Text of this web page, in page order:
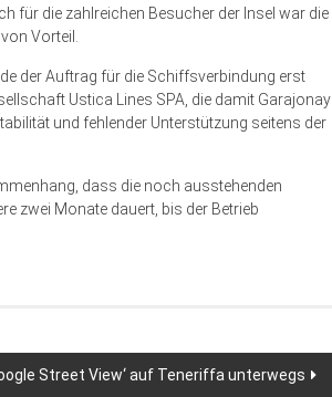
für die zahlreichen Besucher der Insel war die
Vorteil.
der Auftrag für die Schiffsverbindung erst
Ustica Lines SPA, die damit Garajonay
und fehlender Unterstützung seitens der
dass die noch ausstehenden
zwei Monate dauert, bis der Betrieb
Street View‘ auf Teneriffa unterwegs